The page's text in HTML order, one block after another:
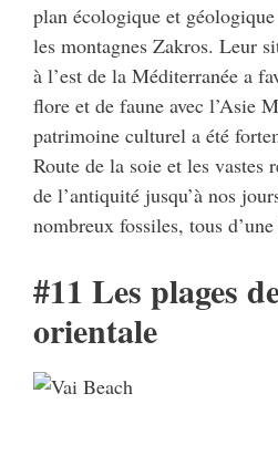
plan écologique et
les montagnes Zakros. Leur
à l’est de la Méditerranée a
flore et de faune avec l’Asie
patrimoine culturel a été
Route de la soie et les vastes
de l’antiquité jusqu’à nos
nombreux fossiles, tous
#11 Les plages
orientale